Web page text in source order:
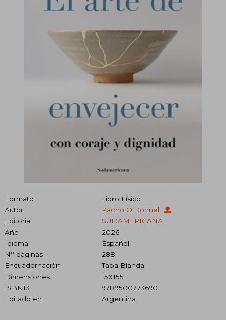
Formato
Libro Físico
Autor
Pacho O'Donnell
Editorial
SUDAMERICANA
Año
2026
Idioma
Español
N° páginas
288
Encuadernación
Tapa Blanda
Dimensiones
15X155
ISBN13
9789500773690
Editado en
Argentina